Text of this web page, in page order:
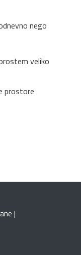
nego
veliko
prostore
|